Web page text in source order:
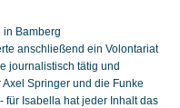
in Bamberg
anschließend ein Volontariat
journalistisch tätig und
Springer und die Funke
für Isabella hat jeder Inhalt das